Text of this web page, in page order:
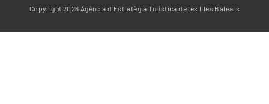
Copyright 2026 Agència d’Estratègia Turística de les Illes Balears